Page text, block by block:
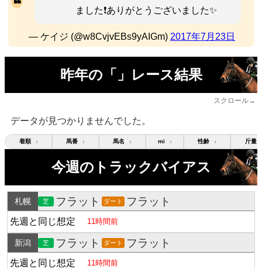
ました❗ありがとうございました✨
— ケイジ (@w8CvjvEBs9yAIGm) 2017年7月23日
昨年の「」レース結果
スクロール→
データが見つかりませんでした。
着順 ↕ 馬番 ↕ 馬名 ↕ mi ↕ 性齢 ↕ 斤量
今週のトラックバイアス
札幌 芝 フラット ダート フラット
先週と同じ想定 11時間前
新潟 芝 フラット ダート フラット
先週と同じ想定 11時間前